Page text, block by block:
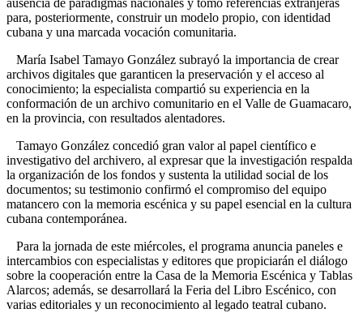
ausencia de paradigmas nacionales y tomó referencias extranjeras
para, posteriormente, construir un modelo propio, con identidad
cubana y una marcada vocación comunitaria.
María Isabel Tamayo González subrayó la importancia de crear
archivos digitales que garanticen la preservación y el acceso al
conocimiento; la especialista compartió su experiencia en la
conformación de un archivo comunitario en el Valle de Guamacaro,
en la provincia, con resultados alentadores.
Tamayo González concedió gran valor al papel científico e
investigativo del archivero, al expresar que la investigación respalda
la organización de los fondos y sustenta la utilidad social de los
documentos; su testimonio confirmó el compromiso del equipo
matancero con la memoria escénica y su papel esencial en la cultura
cubana contemporánea.
Para la jornada de este miércoles, el programa anuncia paneles e
intercambios con especialistas y editores que propiciarán el diálogo
sobre la cooperación entre la Casa de la Memoria Escénica y Tablas
Alarcos; además, se desarrollará la Feria del Libro Escénico, con
varias editoriales y un reconocimiento al legado teatral cubano.